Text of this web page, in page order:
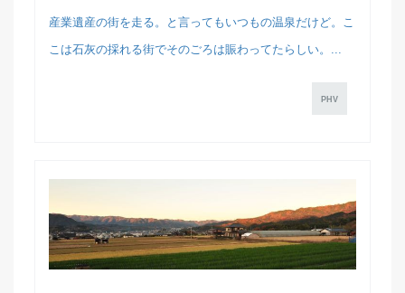
産業遺産の街を走る。と言ってもいつもの温泉だけど。こ
こは石灰の採れる街でそのごろは賑わってたらしい。...
PHV